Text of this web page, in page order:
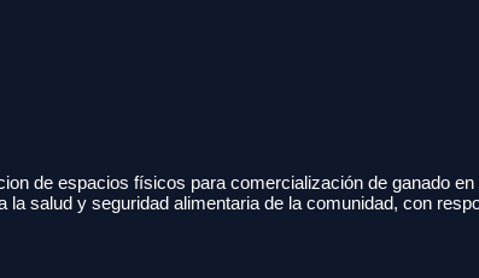
de espacios físicos para comercialización de ganado
salud y seguridad alimentaria de la comunidad, con